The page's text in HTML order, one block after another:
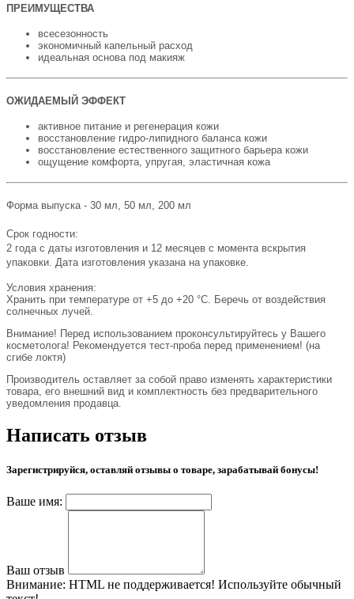
ПРЕИМУЩЕСТВА
всесезонность
экономичный капельный расход
идеальная основа под макияж
ОЖИДАЕМЫЙ ЭФФЕКТ
активное питание и регенерация кожи
восстановление гидро-липидного баланса кожи
восстановление естественного защитного барьера кожи
ощущение комфорта, упругая, эластичная кожа
Форма выпуска - 30 мл, 50 мл, 200 мл
Срок годности:
2 года с даты изготовления и 12 месяцев с момента вскрытия
упаковки. Дата изготовления указана на упаковке.
Условия хранения:
Хранить при температуре от +5 до +20 °С. Беречь от воздействия
солнечных лучей.
Внимание! Перед использованием проконсультируйтесь у Вашего
косметолога! Рекомендуется тест-проба перед применением! (на
сгибе локтя)
Производитель оставляет за собой право изменять характеристики
товара, его внешний вид и комплектность без предварительного
уведомления продавца.
Написать отзыв
Зарегистрируйся, оставляй отзывы о товаре, зарабатывай бонусы!
Ваше имя:
Ваш отзыв
Внимание: HTML не поддерживается! Используйте обычный